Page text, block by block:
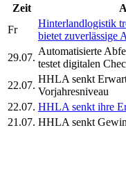
Zeit
Fr
Hinterlandlogistik
bietet zuverlässige
29.07.
Automatisierte
testet digitalen
22.07.
HHLA senkt
Vorjahresniveau
22.07. HHLA senkt ihre
21.07. HHLA senkt